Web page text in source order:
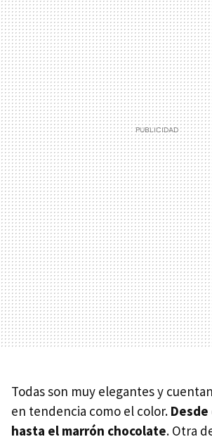
Todas son muy elegantes y
en tendencia como el color.
hasta el marrón chocolate. Otra